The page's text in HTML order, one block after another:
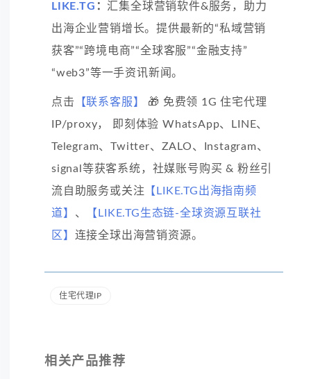
LIKE.TG ： 汇集全球营销软件&服务，助力
出海企业营销增长。提供最新的“私域营销
获客”“跨境电商”“全球客服”“金融支持”
“web3”等一手资讯新闻。
点击 【联系客服】
🎁 免费领 1G 住宅代理
IP/proxy， 即刻体验 WhatsApp、LINE、
Telegram、Twitter、ZALO、Instagram、
signal等获客系统，社媒账号购买 & 粉丝引
流自助服务或关注 【LIKE.TG出海指南频
道】 、
【LIKE.TG生态链-全球资源互联社
区】 连接全球出海营销资源。
住宅代理IP
相关产品推荐